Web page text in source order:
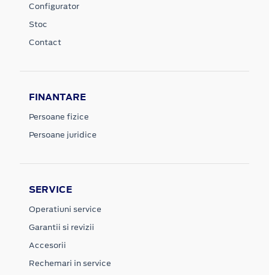
Configurator
Stoc
Contact
FINANTARE
Persoane fizice
Persoane juridice
SERVICE
Operatiuni service
Garantii si revizii
Accesorii
Rechemari in service